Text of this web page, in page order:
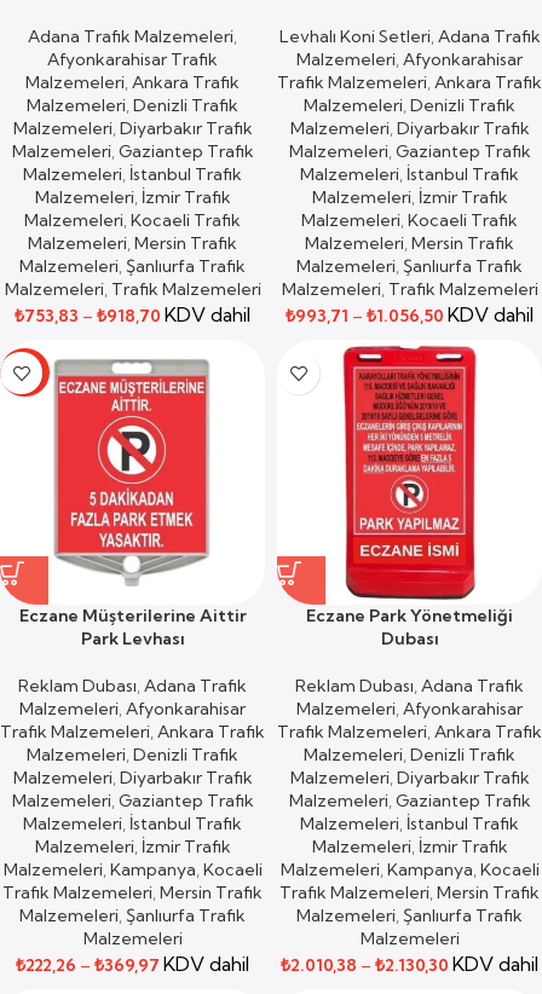
Adana Trafik Malzemeleri,
Afyonkarahisar Trafik
Malzemeleri,Ankara Trafik
Malzemeleri,Denizli Trafik
Malzemeleri,Diyarbakır Trafik
Malzemeleri,Gaziantep Trafik
Malzemeleri, İstanbul Trafik
Malzemeleri, İzmir Trafik
Malzemeleri,Kocaeli Trafik
Malzemeleri,Mersin Trafik
Malzemeleri,Şanlıurfa Trafik
Malzemeleri, Trafik Malzemeleri
₺753,83 – ₺918,70 KDV dahil
Levhalı Koni Setleri,Adana Trafik
Malzemeleri,Afyonkarahisar
Trafik Malzemeleri,Ankara Trafik
Malzemeleri,Denizli Trafik
Malzemeleri,Diyarbakır Trafik
Malzemeleri,Gaziantep Trafik
Malzemeleri, İstanbul Trafik
Malzemeleri, İzmir Trafik
Malzemeleri,Kocaeli Trafik
Malzemeleri,Mersin Trafik
Malzemeleri,Şanlıurfa Trafik
Malzemeleri, Trafik Malzemeleri
₺993,71 – ₺1.056,50 KDV dahil
-62%
Eczane Müşterilerine Aittir
Park Levhası
Reklam Dubası,Adana Trafik
Malzemeleri,Afyonkarahisar
Trafik Malzemeleri,Ankara Trafik
Malzemeleri,Denizli Trafik
Malzemeleri,Diyarbakır Trafik
Malzemeleri,Gaziantep Trafik
Malzemeleri, İstanbul Trafik
Malzemeleri, İzmir Trafik
Malzemeleri,Kampanya,Kocaeli
Trafik Malzemeleri,Mersin Trafik
Malzemeleri,Şanlıurfa Trafik
Malzemeleri
₺222,26 – ₺369,97 KDV dahil
Eczane Park Yönetmeliği
Dubası
Reklam Dubası,Adana Trafik
Malzemeleri,Afyonkarahisar
Trafik Malzemeleri,Ankara Trafik
Malzemeleri,Denizli Trafik
Malzemeleri,Diyarbakır Trafik
Malzemeleri,Gaziantep Trafik
Malzemeleri, İstanbul Trafik
Malzemeleri, İzmir Trafik
Malzemeleri,Kampanya,Kocaeli
Trafik Malzemeleri,Mersin Trafik
Malzemeleri,Şanlıurfa Trafik
Malzemeleri
₺2.010,38 – ₺2.130,30 KDV dahil